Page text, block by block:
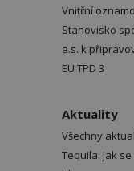
Vnitřní
Stanovisko
a.s. k
EU TPD 3
Aktuality
Všechny
Tequila: jak